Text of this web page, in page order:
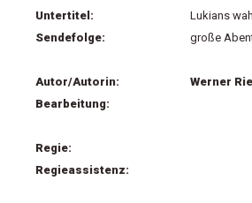
Untertitel:
Lukians
Sendefolge:
große
Autor/Autorin:
Werner
Bearbeitung:
Regie:
Regieassistenz: